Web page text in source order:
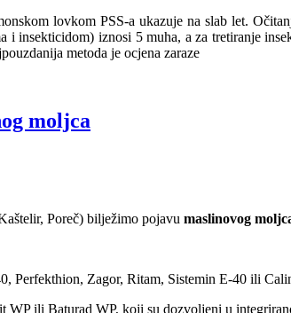
lovkom PSS-a ukazuje na slab let.
insekticidom) iznosi 5 muha, a za tretiranje
metoda je ocjena zaraze
moljca
Poreč) bilježimo pojavu maslinovog
Perfekthion, Zagor, Ritam, Sistemin E-40 ili
ili Baturad WP, koji su dozvoljeni u